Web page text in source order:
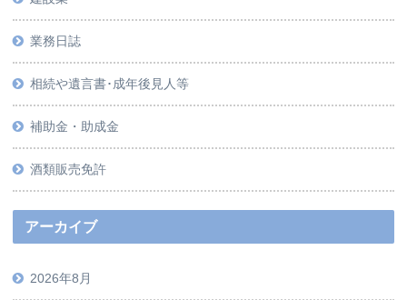
業務日誌
相続や遺言書･成年後見人等
補助金・助成金
酒類販売免許
アーカイブ
2026年8月